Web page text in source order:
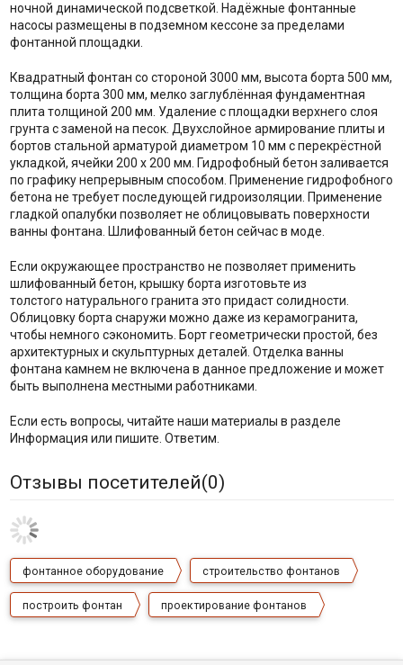
ночной динамической подсветкой. Надёжные фонтанные
насосы размещены в подземном кессоне за пределами
фонтанной площадки.
Квадратный фонтан со стороной 3000 мм, высота борта 500 мм,
толщина борта 300 мм, мелко заглублённая фундаментная
плита толщиной 200 мм. Удаление с площадки верхнего слоя
грунта с заменой на песок. Двухслойное армирование плиты и
бортов стальной арматурой диаметром 10 мм с перекрёстной
укладкой, ячейки 200 х 200 мм. Гидрофобный бетон заливается
по графику непрерывным способом. Применение гидрофобного
бетона не требует последующей гидроизоляции. Применение
гладкой опалубки позволяет не облицовывать поверхности
ванны фонтана. Шлифованный бетон сейчас в моде.
Если окружающее пространство не позволяет применить
шлифованный бетон, крышку борта изготовьте из
толстого натурального гранита это придаст солидности.
Облицовку борта снаружи можно даже из керамогранита,
чтобы немного сэкономить. Борт геометрически простой, без
архитектурных и скульптурных деталей. Отделка ванны
фонтана камнем не включена в данное предложение и может
быть выполнена местными работниками.
Если есть вопросы, читайте наши материалы в разделе
Информация или пишите. Ответим.
Отзывы посетителей(0)
фонтанное оборудование строительство фонтанов
построить фонтан проектирование фонтанов